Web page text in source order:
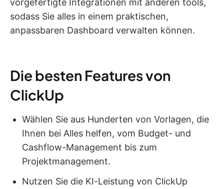
vorgefertigte Integrationen mit anderen tools,
sodass Sie alles in einem praktischen,
anpassbaren Dashboard verwalten können.
Die besten Features von
ClickUp
Wählen Sie aus Hunderten von Vorlagen, die
Ihnen bei Alles helfen, vom Budget- und
Cashflow-Management bis zum
Projektmanagement.
Nutzen Sie die KI-Leistung von ClickUp